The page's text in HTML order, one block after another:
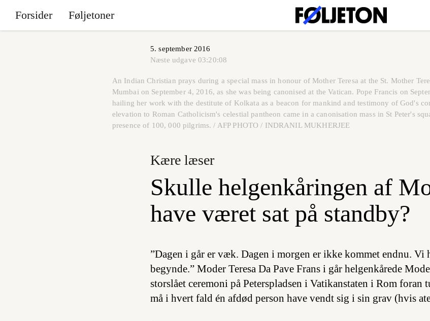
Forsider Føljetoner
5. september 2016
Næste udgave 03:20:08
An Indian Christian prays during a special mass in honour of Mother Teresa at the St. Mother
Mumbai on September 4, 2016, as she was being canonised at the Vatican. Pope Francis on
hailing her work with the destitute of Kolkata as a beacon for mankind and testimony of God's
elevation to Roman Catholicism's celestial pantheon came in a canonisation mass in St Peter's
presence of 100, 000 pilgrims. / AFP PHOTO / INDRANIL MUKHERJEE
Kære læser
Skulle helgenkåringen af
have været sat på standby?
”Dagen i går er væk. Dagen i morgen er ikke kommet endnu. Vi
begynde.” Moder Teresa Da Pave Frans i går helgenkårede
storslået ceremoni på Peterspladsen i Vatikanstaten i Rom foran
må i hvert fald én afdød person have vendt sig i sin grav (hvis